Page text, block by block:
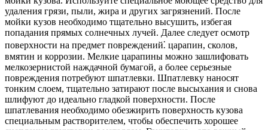
удаления грязи, пыли, жира и других загрязнений. После
мойки кузов необходимо тщательно высушить, избегая
попадания прямых солнечных лучей. Далее следует осмотр
поверхности на предмет повреждений⁚ царапин, сколов,
вмятин и коррозии. Мелкие царапины можно зашлифовать
мелкозернистой наждачной бумагой, а более серьезные
повреждения потребуют шпатлевки. Шпатлевку наносят
тонким слоем, тщательно затирают после высыхания и снова
шлифуют до идеально гладкой поверхности. После
шпатлевания необходимо обезжирить поверхность кузова
специальным растворителем, чтобы обеспечить хорошее